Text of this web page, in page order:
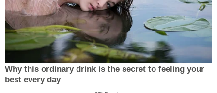
Why this ordinary drink is the secret to feeling your
best every day